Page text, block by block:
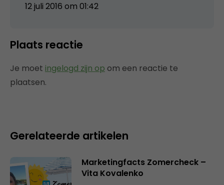
12 juli 2016 om 01:42
Plaats reactie
Je moet ingelogd zijn op om een reactie te
plaatsen.
Gerelateerde artikelen
Marketingfacts Zomercheck –
Vita Kovalenko